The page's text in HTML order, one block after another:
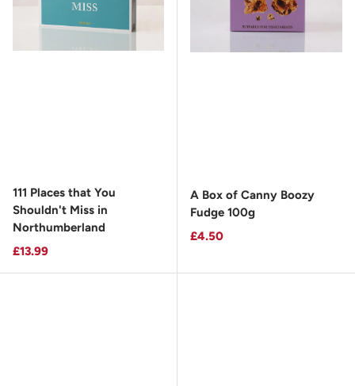
111 Places that You
Shouldn't Miss in
Northumberland
Prix habituel
£13.99
A Box of Canny Boozy
Fudge 100g
Prix habituel
£4.50